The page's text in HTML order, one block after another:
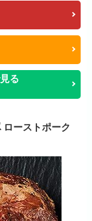
る
ーストポーク